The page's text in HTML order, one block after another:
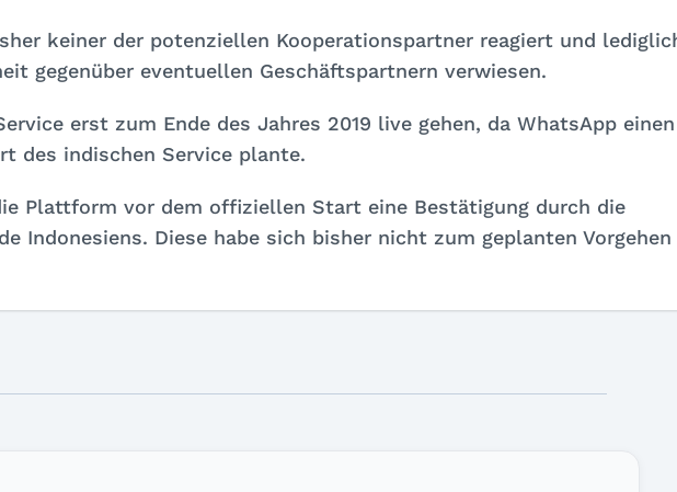
keiner der potenziellen Kooperationspartner reagiert und
gegenüber eventuellen Geschäftspartnern verwiesen.
erst zum Ende des Jahres 2019 live gehen, da WhatsApp einen
des indischen Service plante.
Plattform vor dem offiziellen Start eine Bestätigung durch die
Indonesiens. Diese habe sich bisher nicht zum geplanten Vorgehen